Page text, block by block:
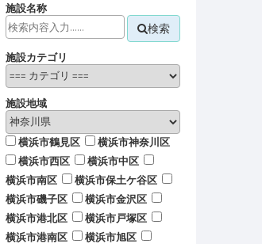
施設名称
検索
施設カテゴリ
施設地域
横浜市鶴見区
横浜市神奈川区
横浜市西区
横浜市中区
横浜市南区
横浜市保土ケ谷区
横浜市磯子区
横浜市金沢区
横浜市港北区
横浜市戸塚区
横浜市港南区
横浜市旭区